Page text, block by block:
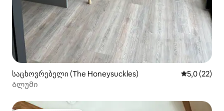
საცხოვრებელი (The Honeysuckles) საშუალო
5,0 (22)
Ბლუმი